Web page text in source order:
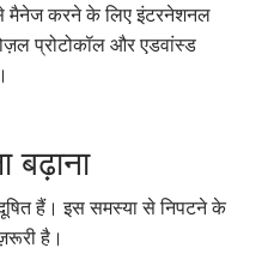
से मैनेज करने के लिए इंटरनेशनल
प्रोटोकॉल और एडवांस्ड
बढ़ाना
हैं। इस समस्या से निपटने के
है।